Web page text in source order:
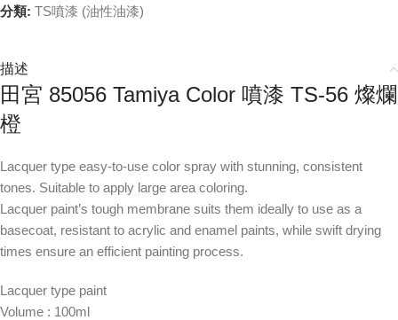
分類: TS噴漆 (油性油漆)
描述
田宮 85056 Tamiya Color 噴漆 TS-56 燦爛
橙
Lacquer type easy-to-use color spray with stunning, consistent
tones. Suitable to apply large area coloring.
Lacquer paint’s tough membrane suits them ideally to use as a
basecoat, resistant to acrylic and enamel paints, while swift drying
times ensure an efficient painting process.
Lacquer type paint
Volume : 100ml